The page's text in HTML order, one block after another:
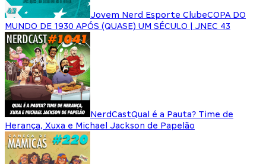
Jovem Nerd Esporte ClubeCOPA DO
MUNDO DE 1930 APÓS (QUASE) UM SÉCULO | JNEC 43
NerdCastQual é a Pauta? Time de
Herança, Xuxa e Michael Jackson de Papelão